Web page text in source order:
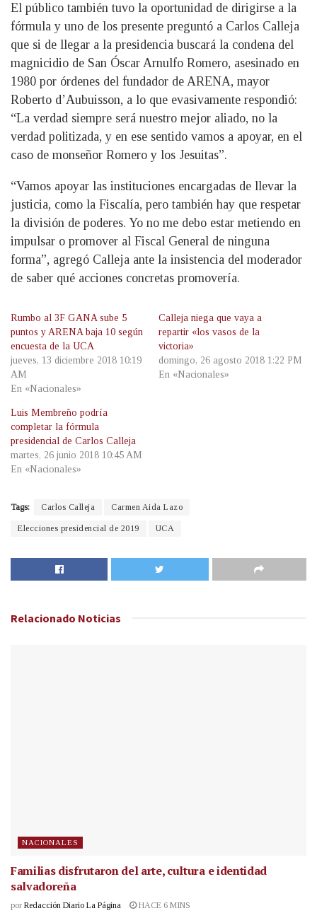
El público también tuvo la oportunidad de dirigirse a la
fórmula y uno de los presente preguntó a Carlos Calleja
que si de llegar a la presidencia buscará la condena del
magnicidio de San Óscar Arnulfo Romero, asesinado en
1980 por órdenes del fundador de ARENA, mayor
Roberto d’Aubuisson, a lo que evasivamente respondió:
“La verdad siempre será nuestro mejor aliado, no la
verdad politizada, y en ese sentido vamos a apoyar, en el
caso de monseñor Romero y los Jesuitas”.
“Vamos apoyar las instituciones encargadas de llevar la
justicia, como la Fiscalía, pero también hay que respetar
la división de poderes. Yo no me debo estar metiendo en
impulsar o promover al Fiscal General de ninguna
forma”, agregó Calleja ante la insistencia del moderador
de saber qué acciones concretas promovería.
Rumbo al 3F GANA sube 5
puntos y ARENA baja 10 según
encuesta de la UCA
jueves, 13 diciembre 2018 10:19
AM
En «Nacionales»
Calleja niega que vaya a
repartir «los vasos de la
victoria»
domingo, 26 agosto 2018 1:22 PM
En «Nacionales»
Luis Membreño podría
completar la fórmula
presidencial de Carlos Calleja
martes, 26 junio 2018 10:45 AM
En «Nacionales»
Tags: Carlos Calleja Carmen Aida Lazo
Elecciones presidencial de 2019 UCA
Relacionado Noticias
NACIONALES
Familias disfrutaron del arte, cultura e identidad
salvadoreña
por Redacción Diario La Página HACE 6 MINS